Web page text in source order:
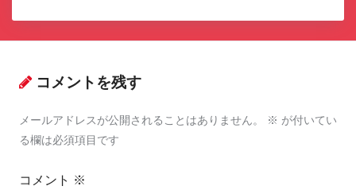
コメントを残す
メールアドレスが公開されることはありません。 ※ が付いてい
る欄は必須項目です
コメント ※